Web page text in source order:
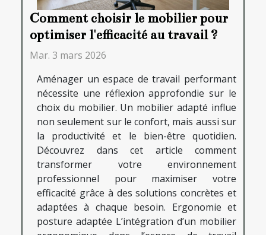
Comment choisir le mobilier pour
optimiser l'efficacité au travail ?
Mar. 3 mars 2026
Aménager un espace de travail performant
nécessite une réflexion approfondie sur le
choix du mobilier. Un mobilier adapté influe
non seulement sur le confort, mais aussi sur
la productivité et le bien-être quotidien.
Découvrez dans cet article comment
transformer votre environnement
professionnel pour maximiser votre
efficacité grâce à des solutions concrètes et
adaptées à chaque besoin. Ergonomie et
posture adaptée L’intégration d’un mobilier